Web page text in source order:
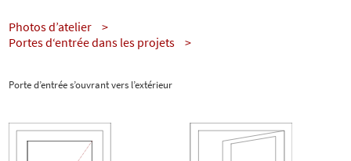
Photos d’atelier
Portes d‘entrée dans les projets
Porte d’entrée s’ouvrant vers l’extérieur